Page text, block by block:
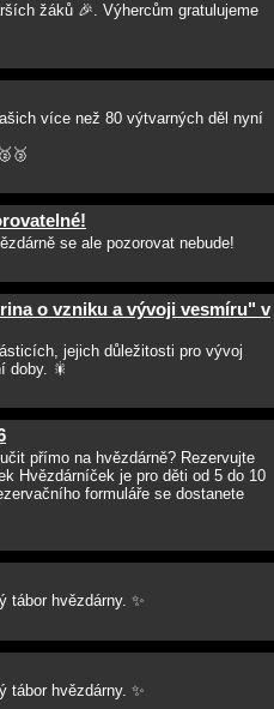
žáků 🎉. Výhercům gratulujeme
více než 80 výtvarných děl nyní
se ale pozorovat nebude!
o vzniku a vývoji vesmíru" v
jejich důležitosti pro vývoj
doby. 🎇
přímo na hvězdárně? Rezervujte
Hvězdárníček je pro děti od 5 do 10
formuláře se dostanete
tábor hvězdárny. ✨
tábor hvězdárny. ✨